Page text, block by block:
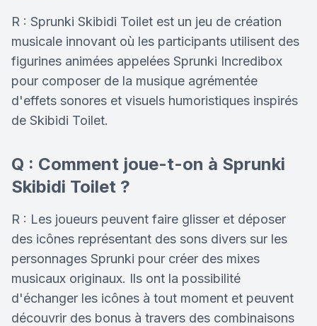
R : Sprunki Skibidi Toilet est un jeu de création
musicale innovant où les participants utilisent des
figurines animées appelées Sprunki Incredibox
pour composer de la musique agrémentée
d'effets sonores et visuels humoristiques inspirés
de Skibidi Toilet.
Q : Comment joue-t-on à Sprunki
Skibidi Toilet ?
R : Les joueurs peuvent faire glisser et déposer
des icônes représentant des sons divers sur les
personnages Sprunki pour créer des mixes
musicaux originaux. Ils ont la possibilité
d'échanger les icônes à tout moment et peuvent
découvrir des bonus à travers des combinaisons